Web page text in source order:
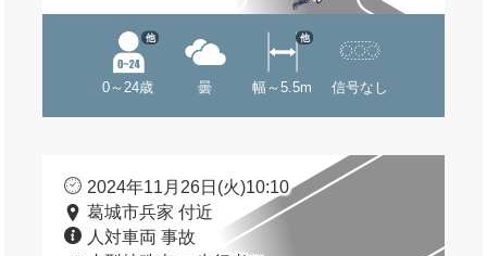
0～24歳
他
曇 幅～5.5m
他
信号なし
2024年11月26日(火)10:10
葛城市兵家 付近
人対車両 事故